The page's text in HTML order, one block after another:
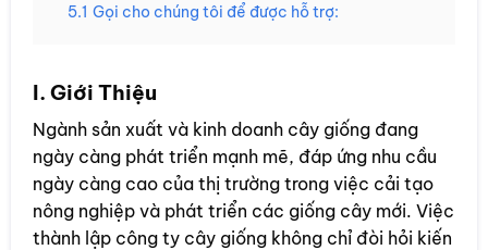
5.1 Gọi cho chúng tôi để được hỗ trợ:
I. Giới Thiệu
Ngành sản xuất và kinh doanh cây giống đang
ngày càng phát triển mạnh mẽ, đáp ứng nhu cầu
ngày càng cao của thị trường trong việc cải tạo
nông nghiệp và phát triển các giống cây mới. Việc
thành lập công ty cây giống không chỉ đòi hỏi kiến